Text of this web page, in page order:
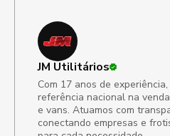
JM Utilitários
Com 17 anos de
referência nacional na
e vans. Atuamos com
conectando empresas e